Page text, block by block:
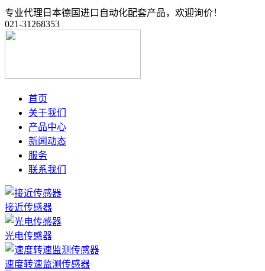
专业代理日本德国进口自动化配套产品，欢迎询价！
021-31268353
首页
关于我们
产品中心
新闻动态
服务
联系我们
接近传感器
光电传感器
速度转速监测传感器